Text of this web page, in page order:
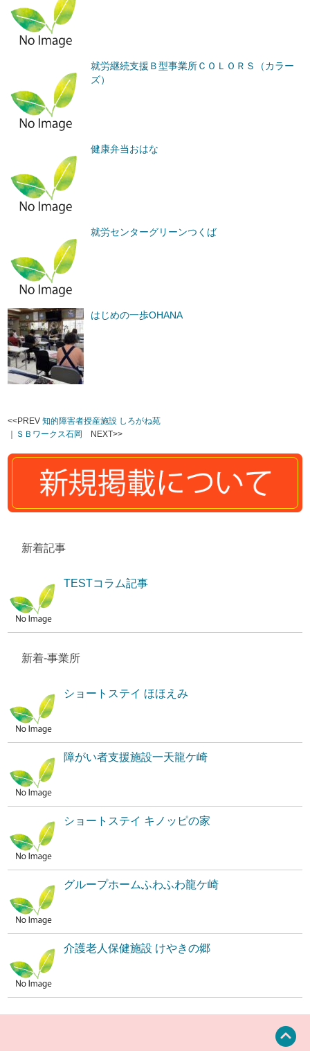
就労継続支援Ｂ型事業所ＣＯＬＯＲＳ（カラー
ズ）
健康弁当おはな
就労センターグリーンつくば
はじめの一歩OHANA
<<PREV知的障害者授産施設 しろがね苑
｜ ＳＢワークス石岡 NEXT>>
新着記事
TESTコラム記事
新着-事業所
ショートステイ ほほえみ
障がい者支援施設一天龍ケ崎
ショートステイ キノッピの家
グループホームふわふわ龍ケ崎
介護老人保健施設 けやきの郷